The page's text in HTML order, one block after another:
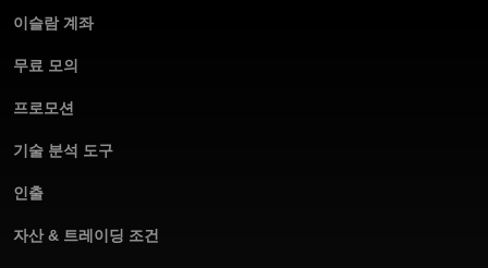
이슬람 계좌
무료 모의
프로모션
기술 분석 도구
인출
자산 & 트레이딩 조건